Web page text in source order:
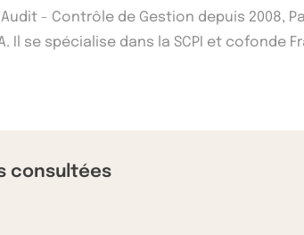
- Contrôle de Gestion depuis 2008,
Il se spécialise dans la SCPI et cofonde
consultées